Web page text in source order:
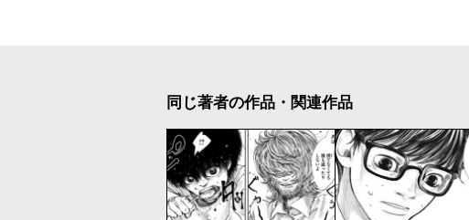
同じ著者の作品・関連作品